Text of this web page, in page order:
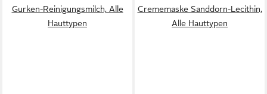
Gurken-Reinigungsmilch, Alle
Hauttypen
Crememaske Sanddorn-Lecithin,
Alle Hauttypen